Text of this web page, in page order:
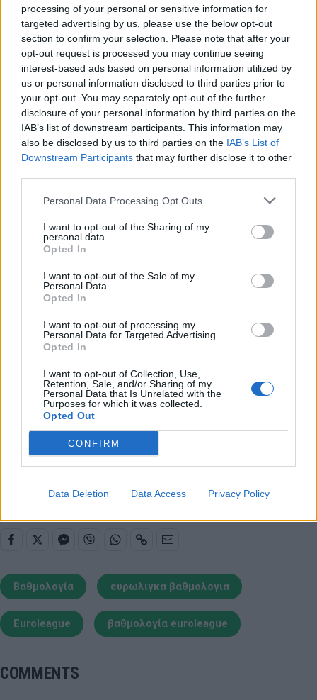
processing of your personal or sensitive information for
targeted advertising by us, please use the below opt-out
section to confirm your selection. Please note that after your
opt-out request is processed you may continue seeing
interest-based ads based on personal information utilized by
us or personal information disclosed to third parties prior to
your opt-out. You may separately opt-out of the further
disclosure of your personal information by third parties on the
IAB’s list of downstream participants. This information may
also be disclosed by us to third parties on the IAB’s List of
Downstream Participants that may further disclose it to other
Personal Data Processing Opt Outs
I want to opt-out of the Sharing of my
personal data.
Opted In
I want to opt-out of the Sale of my
Personal Data.
Opted In
I want to opt-out of processing my
Personal Data for Targeted Advertising.
Opted In
I want to opt-out of Collection, Use,
Retention, Sale, and/or Sharing of my
Personal Data that Is Unrelated with the
Purposes for which it was collected.
Opted Out
CONFIRM
Data Deletion Data Access Privacy Policy
13) Παρί 5-7
14) Ντουμπάι BC 5-7
15) Αναντολού Εφές 5-7
16) Μπάγερν Μονάχου 5-7
17) Μπασκόνια 4-8
18) Παρτιζάν 4-8
19) Μακάμπι Τελ Αβίβ 3-9
20) Βιλερμπάν 3-9
18:00 Ντουμπάι BC - Παρί
19:45 Φενερμπαχτσέ - Βίρτους Μπολόνια
20:00 Ζαλγκίρις Κάουνας - Μπασκόνια
20:00 Χάποελ Τελ Αβίβ - Ρεάλ Μαδρίτης
21:15 Παναθηναϊκός AKTOR - Παρτιζάν
Τετάρτη 26/11
19:00 Μακάμπι Τελ Αβίβ - Αρμάνι Μιλάνο
20:30 Ερυθρός Αστέρας - Ολυμπιακός
20:30 Μονακό - Αναντολού Εφές
21:30 Μπαρτσελόνα - Βιλερμπάν
Παιχνίδι από παντού στη Novibet με το
Βαθμολογία ευρωλιγκα βαθμολογια
Euroleague βαθμολογία euroleague
COMMENTS